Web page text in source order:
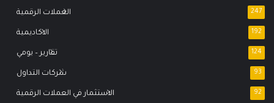
العملات الرقمية 247
الاكاديمية 192
تقارير – يومي 124
شركات التداول 93
الاستثمار في العملات الرقمية 92